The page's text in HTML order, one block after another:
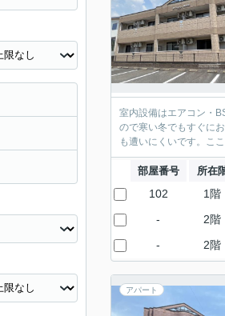
室内設備はエアコン・
ので寒い冬でもすぐに
も遭いにくいです。こ
部屋番号 所在
102 1階
- 2階
- 2階
アパート